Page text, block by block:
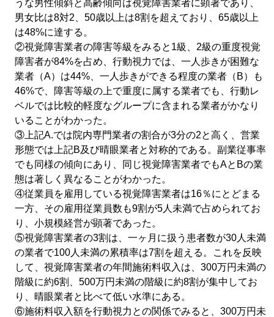
うな男性傾斜と高齢傾向は視覚障害業者に顕著であり、
男女比は8対2、50歳以上は8割を超えており、65歳以上
は48%に達する。
②視覚障害業者の障害等級をみると1級、2級の重度視覚
障害者が84%を占め、行動視力では、一人歩きが困難な
業者（A）は44%、一人歩きができる程度の業者（B）も
46%で、障害等級の上で重度に属する業者でも、行動レ
ベルでは比較的軽度なグループに含まれる業者がかなり
いることがわかった。
③上記A.では院内専門業者の割合が3分の2と高く、営業
形態では上記B及び晴眼業者と対称的である。副業従事率
でも同様の傾向にあり、同じ視覚障害業者でもAとBの業
態は著しく異なることがわかった。
④従業員を雇用している視覚障害業者は16％にとどまる
一方、その雇用従業員数も9割が5人未満で占められてお
り、小規模経営が顕著であった。
⑤視覚障害業者の3割は、一ヶ月に扱う患者数が30人未満
の業者で100人未満の累積率は7割を超える。これを反映
して、視覚障害業者の年間施術料収入は、300万円未満の
階級に約6割、500万円未満の階級に約8割が集中してお
り、晴眼業者と比べて低い水準にある。
⑥施術料収入額を行動視力との関係でみると、300万円未